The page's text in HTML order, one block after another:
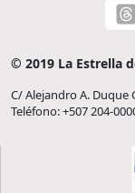
© 2019 La Estrella
C/ Alejandro A. Duque
Teléfono: +507 204-